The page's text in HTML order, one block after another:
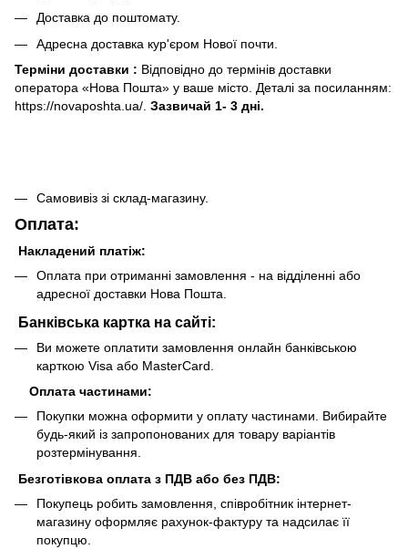
Доставка до поштомату.
Адресна доставка кур'єром Нової почти.
Терміни доставки : Відповідно до термінів доставки
оператора «Нова Пошта» у ваше місто. Деталі за посиланням:
https://novaposhta.ua/. Зазвичай 1- 3 дні.
Самовивіз зі склад-магазину.
Оплата:
Накладений платіж:
Оплата при отриманні замовлення - на відділенні або
адресної доставки Нова Пошта.
Банківська картка на сайті:
Ви можете оплатити замовлення онлайн банківською
карткою Visa або MasterCard.
Оплата частинами:
Покупки можна оформити у оплату частинами. Вибирайте
будь-який із запропонованих для товару варіантів
розтермінування.
Безготівкова оплата з ПДВ або без ПДВ:
Покупець робить замовлення, співробітник інтернет-
магазину оформляє рахунок-фактуру та надсилає її
покупцю.